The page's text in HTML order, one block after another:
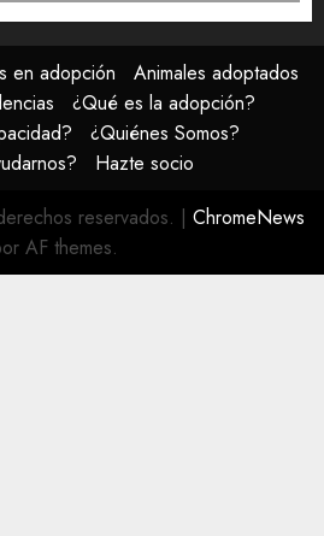
en adopción
Animales adoptados
¿Qué es la adopción?
¿Quiénes Somos?
Hazte socio
reservados. | ChromeNews
AF themes.